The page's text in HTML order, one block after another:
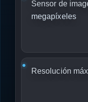
Sensor de
megapíxeles
Resolución